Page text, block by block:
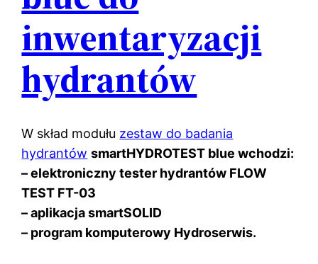
inwentaryzacji
hydrantów
W skład modułu zestaw do badania
hydrantów smartHYDROTEST blue wchodzi:
– elektroniczny tester hydrantów FLOW
TEST FT-03
– aplikacja smartSOLID
– program komputerowy Hydroserwis.